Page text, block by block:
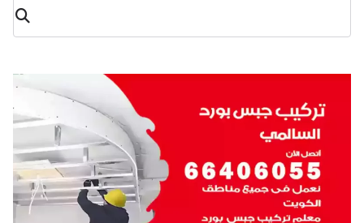
البح
ث